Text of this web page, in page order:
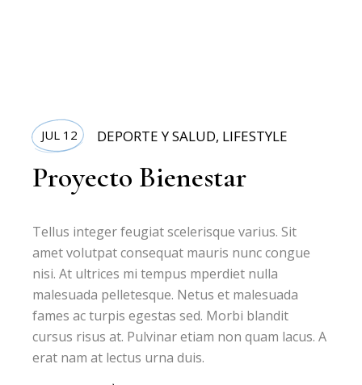
JUL 12 DEPORTE Y SALUD, LIFESTYLE
Proyecto Bienestar
Tellus integer feugiat scelerisque varius. Sit
amet volutpat consequat mauris nunc congue
nisi. At ultrices mi tempus mperdiet nulla
malesuada pelletesque. Netus et malesuada
fames ac turpis egestas sed. Morbi blandit
cursus risus at. Pulvinar etiam non quam lacus. A
erat nam at lectus urna duis.